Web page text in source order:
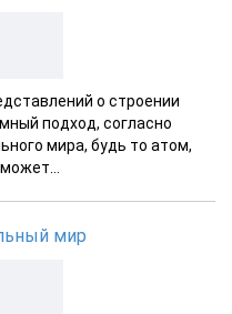
о строении
подход, согласно
мира, будь то атом,
мир